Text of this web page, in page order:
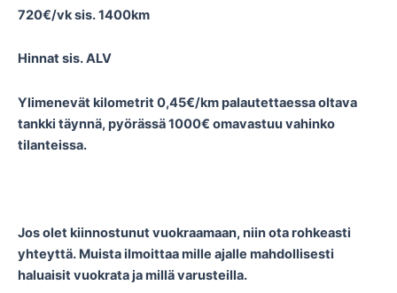
720€/vk sis. 1400km
Hinnat sis. ALV
Ylimenevät kilometrit 0,45€/km palautettaessa oltava
tankki täynnä, pyörässä 1000€ omavastuu vahinko
tilanteissa.
Jos olet kiinnostunut vuokraamaan, niin ota rohkeasti
yhteyttä. Muista ilmoittaa mille ajalle mahdollisesti
haluaisit vuokrata ja millä varusteilla.